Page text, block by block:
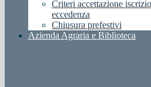
Criteri accettazione
eccedenza
Chiusura prefestivi
Azienda Agraria e Biblioteca